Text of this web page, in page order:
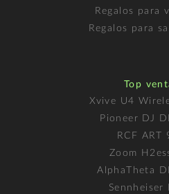
Regalos para
Regalos para
Top
Xvive U4
Pioneer DJ
RCF ART
Zoom
AlphaTheta
Sennheiser